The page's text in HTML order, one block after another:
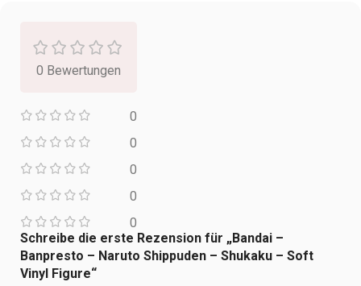
0 Bewertungen
0
0
0
0
0
Schreibe die erste Rezension für „Bandai –
Banpresto – Naruto Shippuden – Shukaku – Soft
Vinyl Figure“